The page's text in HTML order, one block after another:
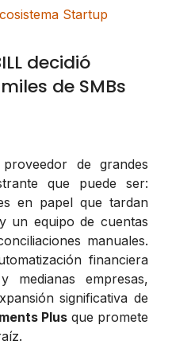
Startup
decidió
de SMBs
de grandes
que puede ser:
en papel que tardan
un equipo de cuentas
manuales.
financiera
medianas empresas,
significativa de
Plusque promete